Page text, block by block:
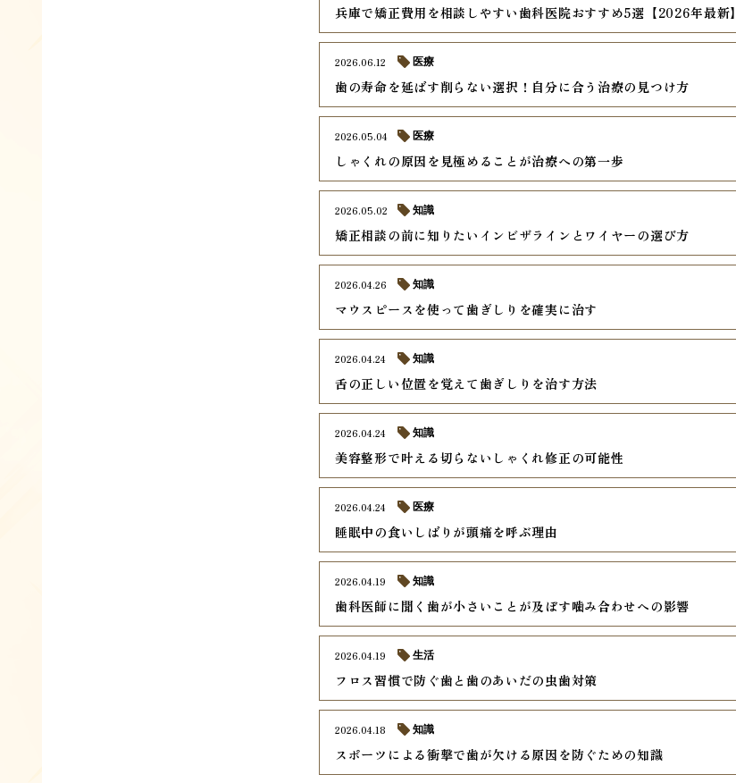
兵庫で矯正費用を相談しやすい歯科医院おすすめ5選【2026年最新】
歯の寿命を延ばす削らない選択！自分に合う治療の見つけ方
2026.06.12 医療
しゃくれの原因を見極めることが治療への第一歩
2026.05.04 医療
矯正相談の前に知りたいインビザラインとワイヤーの選び方
2026.05.02 知識
マウスピースを使って歯ぎしりを確実に治す
2026.04.26 知識
舌の正しい位置を覚えて歯ぎしりを治す方法
2026.04.24 知識
美容整形で叶える切らないしゃくれ修正の可能性
2026.04.24 知識
睡眠中の食いしばりが頭痛を呼ぶ理由
2026.04.24 医療
歯科医師に聞く歯が小さいことが及ぼす噛み合わせへの影響
2026.04.19 知識
フロス習慣で防ぐ歯と歯のあいだの虫歯対策
2026.04.19 生活
スポーツによる衝撃で歯が欠ける原因を防ぐための知識
2026.04.18 知識